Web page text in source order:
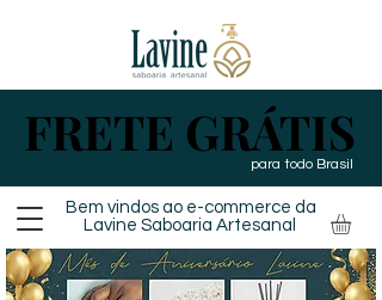
FRETE GRÁTIS
FRETE GRÁTIS
para todo Brasil
Bem vindos ao e-commerce da
Lavine Saboaria Artesanal